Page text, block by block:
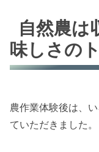
自然農は
味しさの
農作業体験後は、
ていただきました。